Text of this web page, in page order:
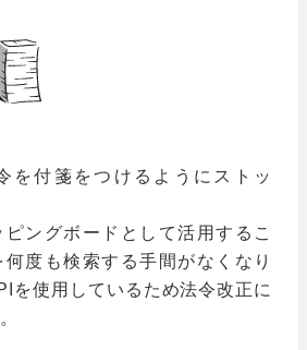
を付箋をつけるようにストッ
ングボードとして活用するこ
度も検索する手間がなくなり
を使用しているため法令改正に